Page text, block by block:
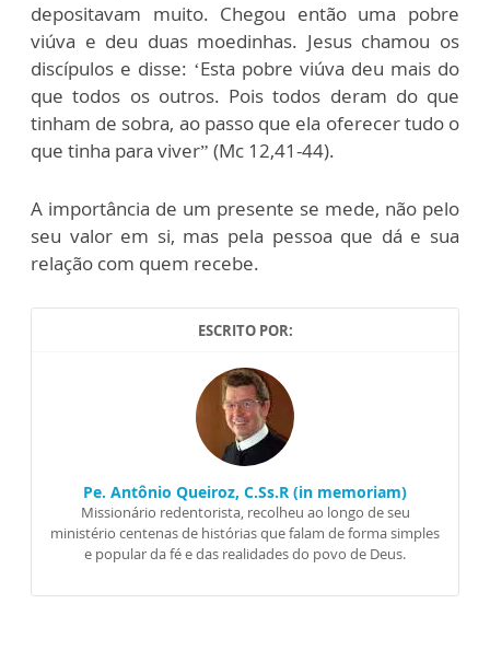
depositavam muito. Chegou então uma pobre
viúva e deu duas moedinhas. Jesus chamou os
discípulos e disse: ‘Esta pobre viúva deu mais do
que todos os outros. Pois todos deram do que
tinham de sobra, ao passo que ela oferecer tudo o
que tinha para viver” (Mc 12,41-44).
A importância de um presente se mede, não pelo
seu valor em si, mas pela pessoa que dá e sua
relação com quem recebe.
ESCRITO POR:
Pe. Antônio Queiroz, C.Ss.R (in memoriam)
Missionário redentorista, recolheu ao longo de seu
ministério centenas de histórias que falam de forma simples
e popular da fé e das realidades do povo de Deus.